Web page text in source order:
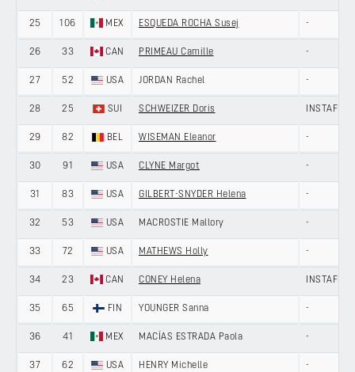
25 106 MEX ESQUEDA ROCHA Susej -
26 33 CAN PRIMEAU Camille -
27 52 USA JORDAN Rachel -
28 25 SUI SCHWEIZER Doris
29 82 BEL WISEMAN Eleanor -
30 91 USA CLYNE Margot -
31 83 USA GILBERT-SNYDER Helena -
32 53 USA MACROSTIE Mallory -
33 72 USA MATHEWS Holly -
34 23 CAN CONEY Helena
35 65 FIN YOUNGER Sanna -
36 41 MEX MACÍAS ESTRADA Paola -
37 62 USA HENRY Michelle -